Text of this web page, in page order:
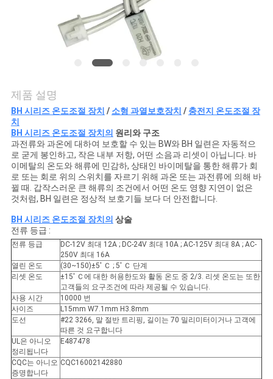
스
모
든
케
이
스
사
이
트
맵
제품 설명
BH 시리즈 온도조절 장치 / 소형 과열보호장치 / 충전지 온도조절 장
치
BH 시리즈 온도조절 장치의 원리와 구조
과전류와 과온에 대하여 보호할 수 있는 BW와 BH 일련은 자동적으
로 굳게 봉인하고, 작은 내부 저항, 어떤 소음과 리셋이 아닙니다. 바
이메탈의 온도와 해류에 민감하, 상태인 바이메탈을 통한 해류가 회
로 또는 회로 위의 스위치를 자르기 위해 과온 또는 과전류에 의해 바
뀔 때. 갑작스러운 큰 해류의 조건에서 어떤 온도 영향 지연이 없은
것처럼, BH 일련은 정상적 보호기들 보다 더 안전합니다.
BH 시리즈 온도조절 장치의 상술
전류 등급 :
전류 등급
DC-12V 최대 12A ; DC-24V 최대 10A ; AC-125V 최대 8A ; AC-
250V 최대 16A
열린 온도
(30~150)±5' Ｃ ; 5' Ｃ 단계
리셋 온도
±15' Ｃ에 대한 허용한도와 활동 온도 중 2/3. 리셋 온도는 또한
고객들의 요구조건에 따라 제공될 수 있습니다.
사용 시간
10000 번
사이즈
L15mm W7.1mm H3.8mm
도선
#22 3266, 말 절반 트리핑, 길이는 70 밀리미터이거나 고객에
따른 것 요구합니다
UL은 아니오
정리됩니다
E487478
CQC는 아니오
증명합니다
CQC16002142880